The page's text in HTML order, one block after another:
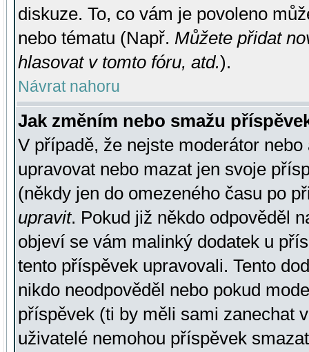
diskuze. To, co vám je povoleno
nebo tématu (Např. Můžete přidat
hlasovat v tomto fóru, atd.).
Návrat nahoru
Jak změním nebo smažu
V případě, že nejste moderátor
upravovat nebo mazat jen svoje
(někdy jen do omezeného času po
upravit. Pokud již někdo odpověděl
objeví se vám malinký dodatek u
tento příspěvek upravovali. Tento
nikdo neodpověděl nebo pokud
příspěvek (ti by měli sami zanechat
uživatelé nemohou příspěvek